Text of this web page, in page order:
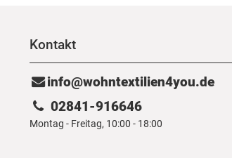
Kontakt
info@wohntextilien4you.de
02841-916646
Montag - Freitag, 10:00 - 18:00